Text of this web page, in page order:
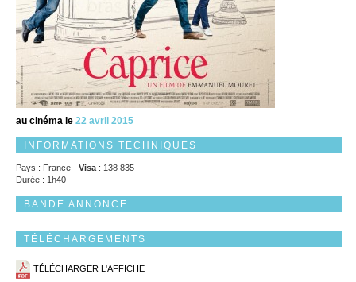
au cinéma le 22 avril 2015
INFORMATIONS TECHNIQUES
Pays : France - Visa : 138 835
Durée : 1h40
BANDE ANNONCE
TÉLÉCHARGEMENTS
TÉLÉCHARGER L'AFFICHE